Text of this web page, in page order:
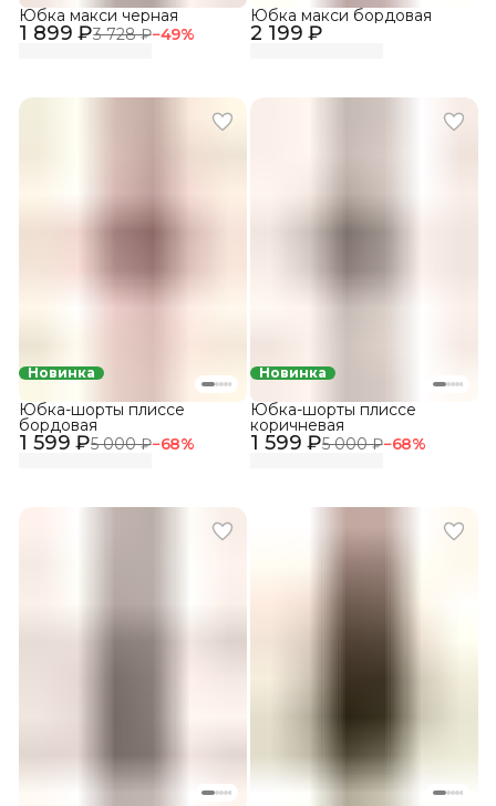
1 899 ₽3 728 ₽−49%
Юбка макси черная
2 199 ₽
Юбка макси бордовая
Новинка
1 599 ₽5 000 ₽−68%
Юбка-шорты плиссе
бордовая
Новинка
1 599 ₽5 000 ₽−68%
Юбка-шорты плиссе
коричневая